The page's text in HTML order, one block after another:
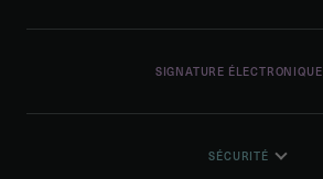
SIGNATURE ÉLECTRONIQUE
SÉCURITÉ